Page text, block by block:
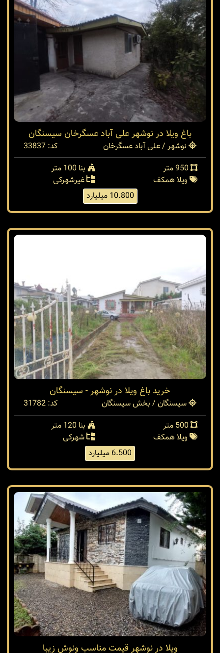
باغ ویلا در نوشهر علی آباد عسگرخان سیسنگان
نوشهر / علی آباد عسگرخان
کد: 33837
بنا 100 متر
ویلا همکف
غیرشهرکی
10.800 میلیارد
خرید باغ ویلا در نوشهر - سیسنگان
سیسنگان / بخش سیسنگان
کد: 31782
بنا 120 متر
ویلا همکف
شهرکی
6.500 میلیارد
ویلا در نوشهر قیمت مناسب ونوش زیبا